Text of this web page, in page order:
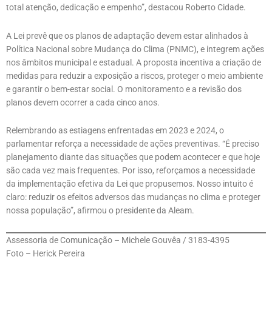
total atenção, dedicação e empenho”, destacou Roberto Cidade.
A Lei prevê que os planos de adaptação devem estar alinhados à
Política Nacional sobre Mudança do Clima (PNMC), e integrem ações
nos âmbitos municipal e estadual. A proposta incentiva a criação de
medidas para reduzir a exposição a riscos, proteger o meio ambiente
e garantir o bem-estar social. O monitoramento e a revisão dos
planos devem ocorrer a cada cinco anos.
Relembrando as estiagens enfrentadas em 2023 e 2024, o
parlamentar reforça a necessidade de ações preventivas. “É preciso
planejamento diante das situações que podem acontecer e que hoje
são cada vez mais frequentes. Por isso, reforçamos a necessidade
da implementação efetiva da Lei que propusemos. Nosso intuito é
claro: reduzir os efeitos adversos das mudanças no clima e proteger
nossa população”, afirmou o presidente da Aleam.
Assessoria de Comunicação – Michele Gouvêa / 3183-4395
Foto – Herick Pereira